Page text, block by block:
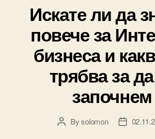
Искате ли да
повече за
бизнеса и
трябва за
започнем
PostBysolomon
Post